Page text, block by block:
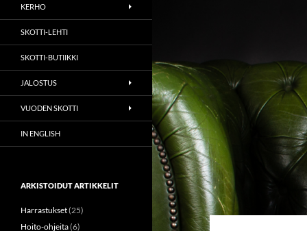
KERHO
SKOTTI-LEHTI
SKOTTI-BUTIIKKI
JALOSTUS
VUODEN SKOTTI
IN ENGLISH
ARKISTOIDUT ARTIKKELIT
Harrastukset(25)
Hoito-ohjeita(6)